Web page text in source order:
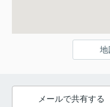
地
メールで共有する